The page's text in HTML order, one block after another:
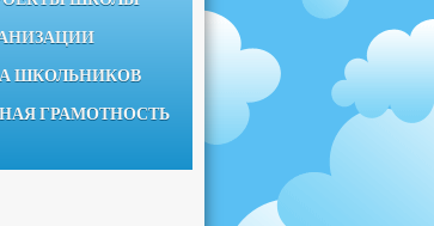
ШКОЛЬНИКОВ
ГРАМОТНОСТЬ